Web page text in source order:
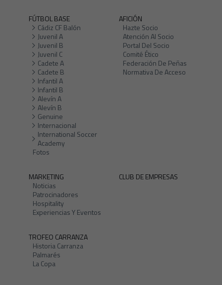
FÚTBOL BASE
Cádiz CF Balón
Juvenil A
Juvenil B
Juvenil C
Cadete A
Cadete B
Infantil A
Infantil B
Alevín A
Alevín B
Genuine
Internacional
International Soccer
Academy
Fotos
AFICIÓN
Hazte Socio
Atención Al Socio
Portal Del Socio
Comité Ético
Federación De Peñas
Normativa De Acceso
MARKETING
Noticias
Patrocinadores
Hospitality
Experiencias Y Eventos
CLUB DE EMPRESAS
TROFEO CARRANZA
Historia Carranza
Palmarés
La Copa